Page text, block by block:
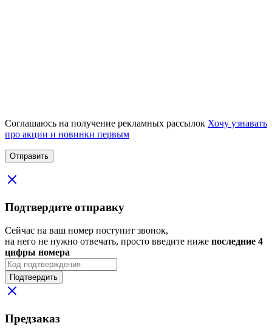
Соглашаюсь на получение рекламных рассылок Хочу узнавать
про акции и новинки первым
Подтвердите отправку
Сейчас на ваш номер поступит звонок,
на него не нужно отвечать, просто введите ниже последние 4
цифры номера
Подтвердить
Предзаказ